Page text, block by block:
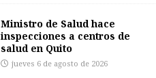
Ministro de Salud hace
inspecciones a centros de
salud en Quito
jueves 6 de agosto de 2026